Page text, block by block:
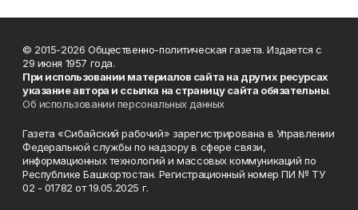
© 2015-2026 Общественно-политическая газета. Издается с
29 июня 1957 года.
При использовании материалов сайта на других ресурсах
указание автора и ссылка на страницу сайта обязательны.
Об использовании персональных данных
Газета «Сибайский рабочий» зарегистрирована в Управлении
Федеральной службы по надзору в сфере связи,
информационных технологий и массовых коммуникаций по
Республике Башкортостан. Регистрационный номер ПИ № ТУ
02 - 01782 от 19.05.2025 г.